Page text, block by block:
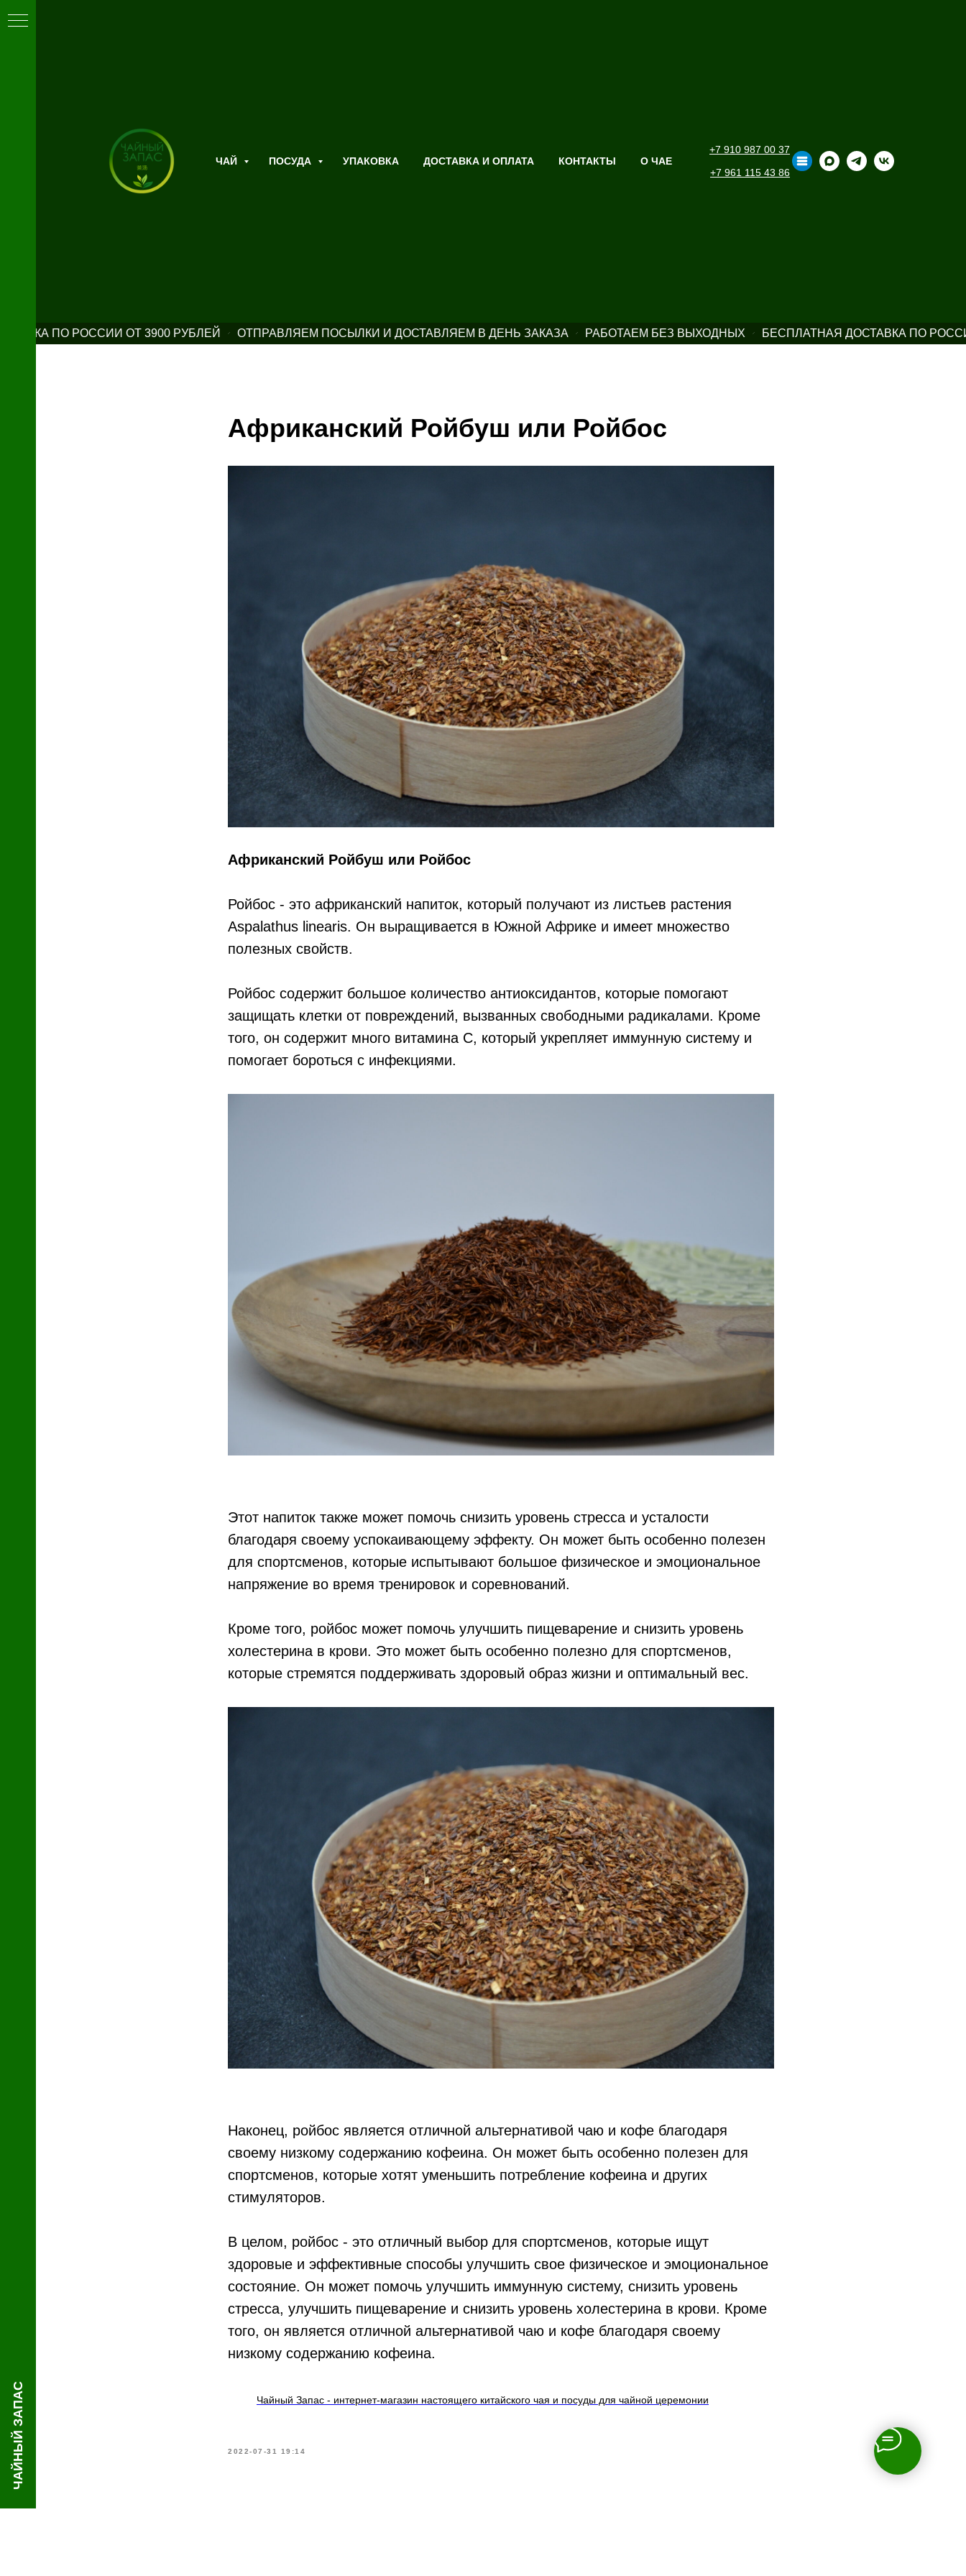
ЧАЙ ПОСУДА УПАКОВКА ДОСТАВКА И ОПЛАТА КОНТАКТЫ О ЧАЕ
+7 910 987 00 37
+7 961 115 43 86
ПО РОССИИ ОТ 3900 РУБЛЕЙ ОТПРАВЛЯЕМ ПОСЫЛКИ И ДОСТАВЛЯЕМ В ДЕНЬ ЗАКАЗА РАБОТАЕМ БЕЗ ВЫХОДНЫХ БЕСПЛАТНАЯ ДОСТАВКА ПО
ЧАЙНЫЙ ЗАПАС
Африканский Ройбуш или Ройбос
Африканский Ройбуш или Ройбос
Ройбос - это африканский напиток, который получают из листьев растения
Aspalathus linearis. Он выращивается в Южной Африке и имеет множество
полезных свойств.
Ройбос содержит большое количество антиоксидантов, которые помогают
защищать клетки от повреждений, вызванных свободными радикалами. Кроме
того, он содержит много витамина С, который укрепляет иммунную систему и
помогает бороться с инфекциями.
Этот напиток также может помочь снизить уровень стресса и усталости
благодаря своему успокаивающему эффекту. Он может быть особенно полезен
для спортсменов, которые испытывают большое физическое и эмоциональное
напряжение во время тренировок и соревнований.
Кроме того, ройбос может помочь улучшить пищеварение и снизить уровень
холестерина в крови. Это может быть особенно полезно для спортсменов,
которые стремятся поддерживать здоровый образ жизни и оптимальный вес.
Наконец, ройбос является отличной альтернативой чаю и кофе благодаря
своему низкому содержанию кофеина. Он может быть особенно полезен для
спортсменов, которые хотят уменьшить потребление кофеина и других
стимуляторов.
В целом, ройбос - это отличный выбор для спортсменов, которые ищут
здоровые и эффективные способы улучшить свое физическое и эмоциональное
состояние. Он может помочь улучшить иммунную систему, снизить уровень
стресса, улучшить пищеварение и снизить уровень холестерина в крови. Кроме
того, он является отличной альтернативой чаю и кофе благодаря своему
низкому содержанию кофеина.
Чайный Запас - интернет-магазин настоящего китайского чая и посуды для чайной церемонии
2022-07-31 19:14